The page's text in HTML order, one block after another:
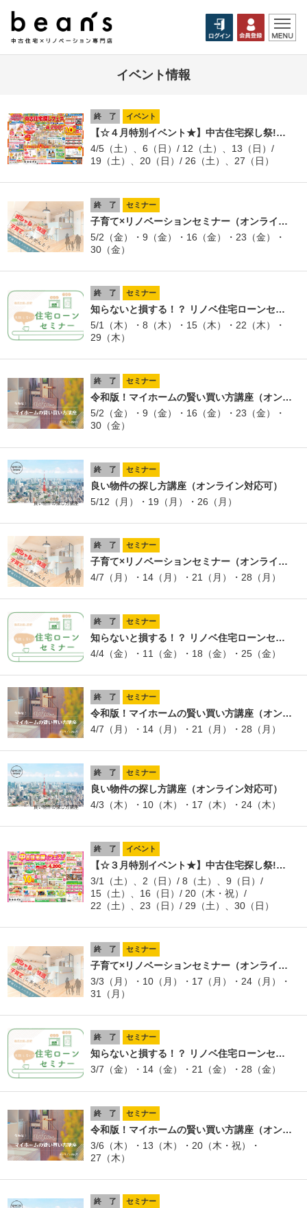
イベント情報
終 了 イベント
【☆４月特別イベント★】中古住宅探し祭!…
4/5（土）、6（日）/ 12（土）、13（日）/
19（土）、20（日）/ 26（土）、27（日）
終 了 セミナー
子育て×リノベーションセミナー（オンライ…
5/2（金）・9（金）・16（金）・23（金）・
30（金）
終 了 セミナー
知らないと損する！？ リノベ住宅ローンセ…
5/1（木）・8（木）・15（木）・22（木）・
29（木）
終 了 セミナー
令和版！マイホームの賢い買い方講座（オン…
5/2（金）・9（金）・16（金）・23（金）・
30（金）
終 了 セミナー
良い物件の探し方講座（オンライン対応可）
5/12（月）・19（月）・26（月）
終 了 セミナー
子育て×リノベーションセミナー（オンライ…
4/7（月）・14（月）・21（月）・28（月）
終 了 セミナー
知らないと損する！？ リノベ住宅ローンセ…
4/4（金）・11（金）・18（金）・25（金）
終 了 セミナー
令和版！マイホームの賢い買い方講座（オン…
4/7（月）・14（月）・21（月）・28（月）
終 了 セミナー
良い物件の探し方講座（オンライン対応可）
4/3（木）・10（木）・17（木）・24（木）
終 了 イベント
【☆３月特別イベント★】中古住宅探し祭!…
3/1（土）、2（日）/ 8（土）、9（日）/
15（土）、16（日）/ 20（木・祝）/
22（土）、23（日）/ 29（土）、30（日）
終 了 セミナー
子育て×リノベーションセミナー（オンライ…
3/3（月）・10（月）・17（月）・24（月）・
31（月）
終 了 セミナー
知らないと損する！？ リノベ住宅ローンセ…
3/7（金）・14（金）・21（金）・28（金）
終 了 セミナー
令和版！マイホームの賢い買い方講座（オン…
3/6（木）・13（木）・20（木・祝）・
27（木）
終 了 セミナー